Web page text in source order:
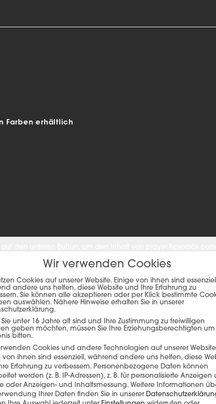
Farben erhältlich
Inhalt laden
Wir verwenden Cookies
Cookies auf unserer Website. Einige von ihnen sind
andere uns helfen, diese Website und Ihre Erfahrung zu
Sie können alle akzeptieren oder per Klick bestimmte
auswählen. Nähere Hinweise erhalten Sie in unserer
Sie unter 16 Jahre alt sind und Ihre Zustimmung zu freiwilligen
geben möchten, müssen Sie Ihre Erziehungsberechtigten um
bitten.
Cookies und andere Technologien auf unserer
von ihnen sind essenziell, während andere uns helfen, diese
Erfahrung zu verbessern. Personenbezogene Daten können
werden (z. B. IP-Adressen), z. B. für personalisierte Anzeigen
oder Anzeigen- und Inhaltsmessung. Weitere Informationen
Ihrer Daten finden Sie in unserer